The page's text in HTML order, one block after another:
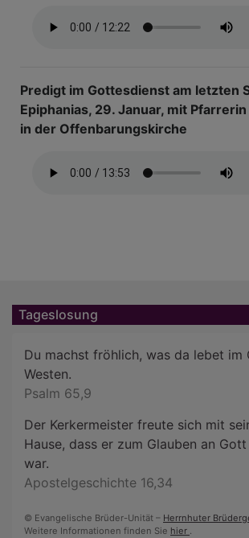
Predigt im Gottesdienst am letzten
Epiphanias, 29. Januar, mit
in der Offenbarungskirche
Tageslosung
Du machst fröhlich, was da lebet im
Westen.
Psalm 65,9
Der Kerkermeister freute sich mit
Hause, dass er zum Glauben an
war.
Apostelgeschichte 16,34
© Evangelische Brüder-Unität – Herrnhuter
Weitere Informationen finden Sie hier .